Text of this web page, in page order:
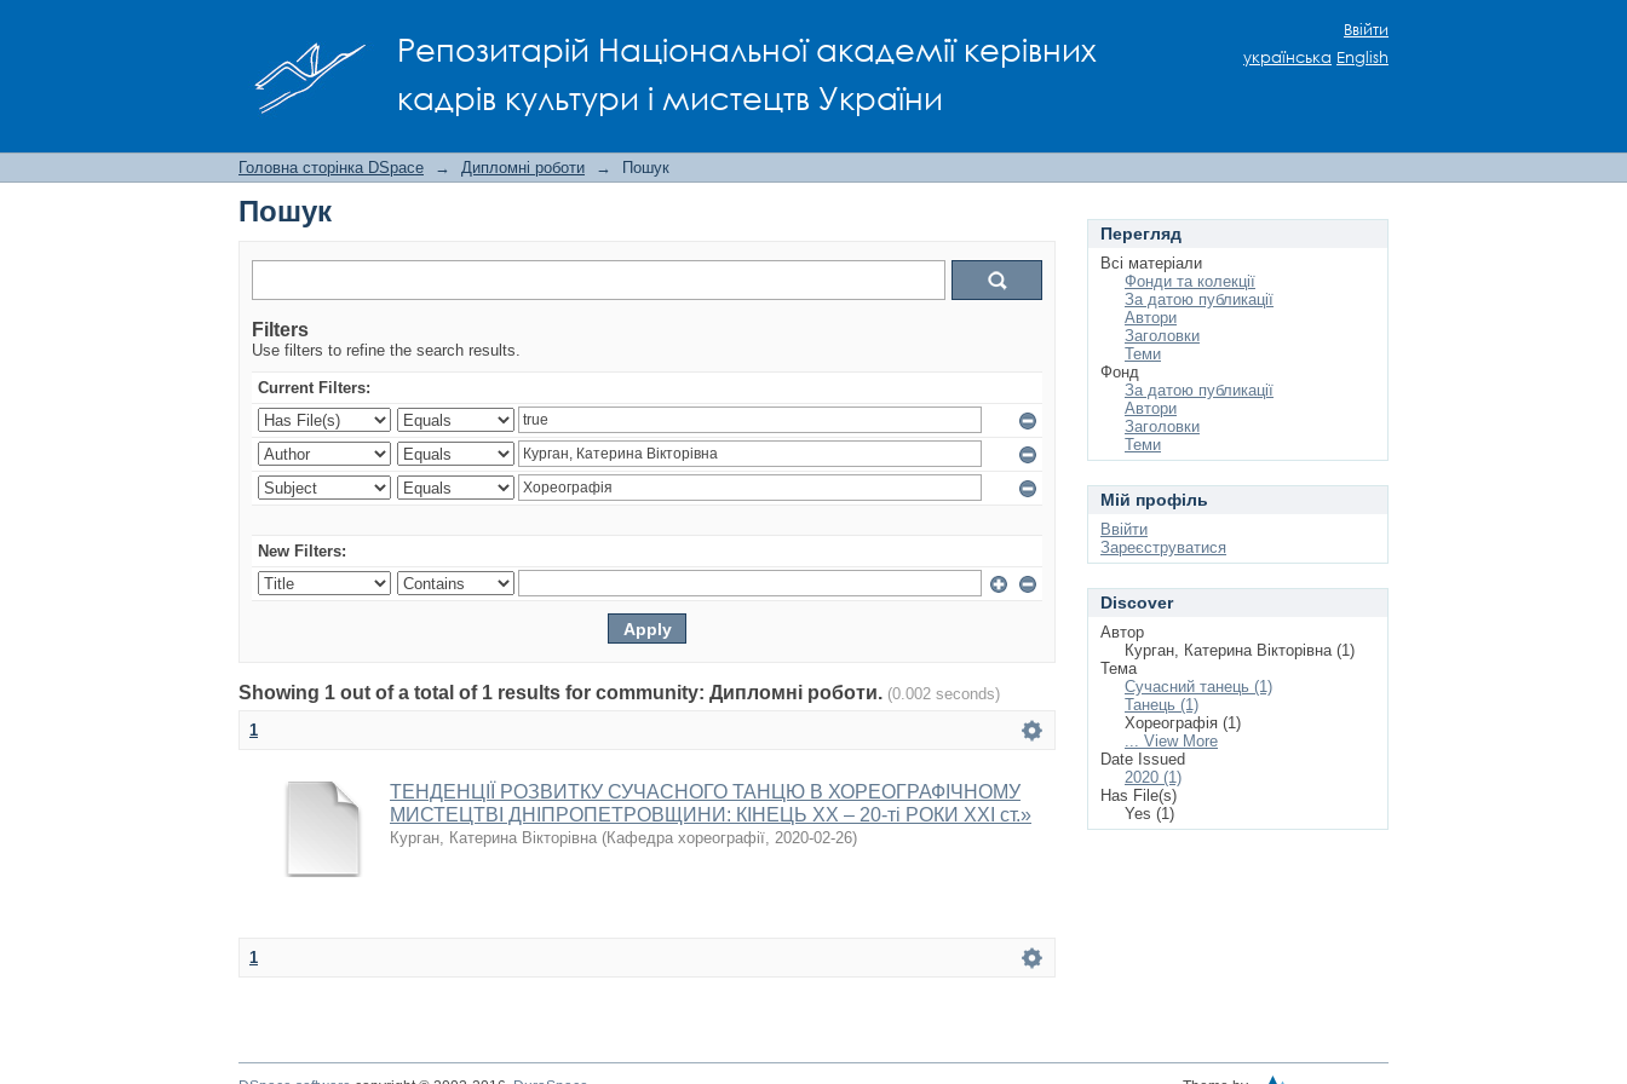
Репозитарій Національної академії керівних
кадрів культури і мистецтв України
Ввійти
українська English
Головна сторінка DSpace → Дипломні роботи → Пошук
Пошук
Filters
Use filters to refine the search results.
Current Filters:
New Filters:
Showing 1 out of a total of 1 results for community: Дипломні роботи. (0.002 seconds)
1
ТЕНДЕНЦІЇ РОЗВИТКУ СУЧАСНОГО ТАНЦЮ В ХОРЕОГРАФІЧНОМУ
МИСТЕЦТВІ ДНІПРОПЕТРОВЩИНИ: КІНЕЦЬ ХХ – 20-ті РОКИ ХХІ ст.»
Курган, Катерина Вікторівна (Кафедра хореографії, 2020-02-26)
1
Перегляд
Всі матеріали
Фонди та колекції
За датою публикації
Автори
Заголовки
Теми
Фонд
За датою публикації
Автори
Заголовки
Теми
Мій профіль
Ввійти
Зареєструватися
Discover
Автор
Курган, Катерина Вікторівна (1)
Тема
Сучасний танець (1)
Танець (1)
Хореографія (1)
... View More
Date Issued
2020 (1)
Has File(s)
Yes (1)